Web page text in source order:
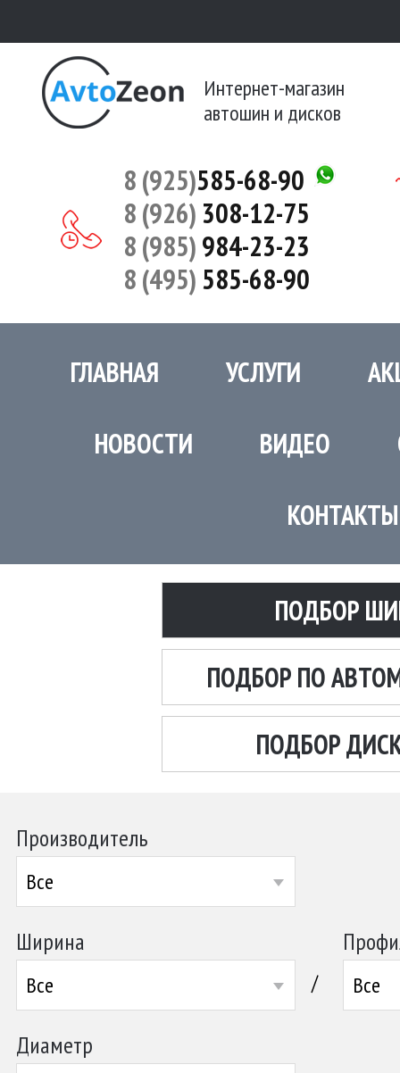
Интернет-магазин
автошин и дисков
8 (925)585-68-90
8 (926) 308-12-75
8 (985)984-23-23
8 (495)585-68-90
ГЛАВНАЯ УСЛУГИ
НОВОСТИ ВИДЕО
КОНТАКТЫ
ПОДБОР
ПОДБОР ПО
ПОДБОР
Производитель
Все
Ширина
Все / Все
Диаметр